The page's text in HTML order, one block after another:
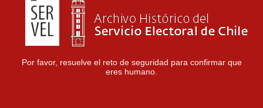
Por favor, resuelve el reto de seguridad para confirmar que
eres humano.